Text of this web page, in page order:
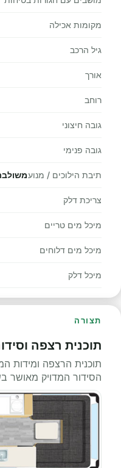
מקומות אכילה
גיל הרכב
אורך
רוחב
גובה חיצוני
גובה פנימי
תיבת הילוכים / מנועמשולבת \
צריכת דלק
מיכל מים טריים
מיכל מים דלוחים
מיכל דלק
תצורה
תוכנית רצפה
תוכנית הרצפה ומידות
הסידור המדויק מאושר